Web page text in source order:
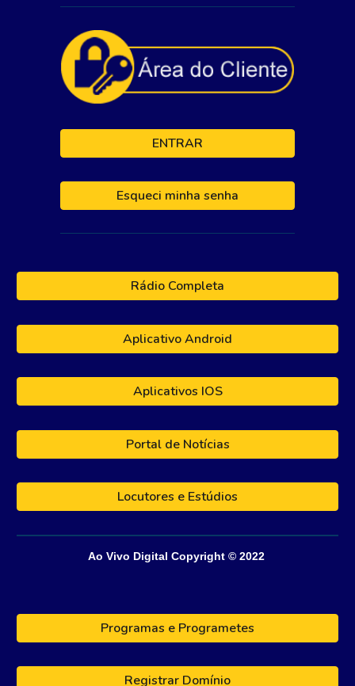
ENTRAR
Esqueci minha senha
Rádio Completa
Aplicativo Android
Aplicativos IOS
Portal de Notícias
Locutores e Estúdios
Ao Vivo Digital Copyright © 2022
Programas e Programetes
Registrar Domínio